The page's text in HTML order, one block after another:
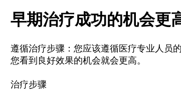
早期治疗成功的机会更
遵循治疗步骤：您应该遵循医疗专业人员
您看到良好效果的机会就会更高。
治疗步骤